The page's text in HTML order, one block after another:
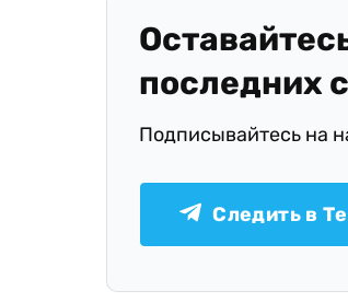
последних
Подписывайтесь на
Следить в